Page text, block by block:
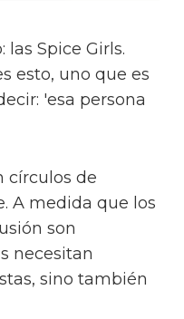
Spice Girls.
esto, uno que es
'esa persona
círculos de
A medida que los
son
necesitan
sino también